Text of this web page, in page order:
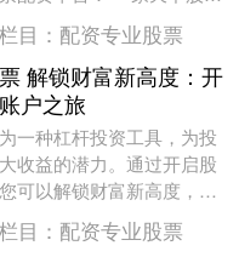
极低，仅需少量资金即可
....
目： 配资专业股票
解锁财富新高度：开
户之旅
一种杠杆投资工具，为投
收益的潜力。通过开启股
可以解锁财富新高度，踏
车道。 配资比例是指配资
....
目： 配资专业股票